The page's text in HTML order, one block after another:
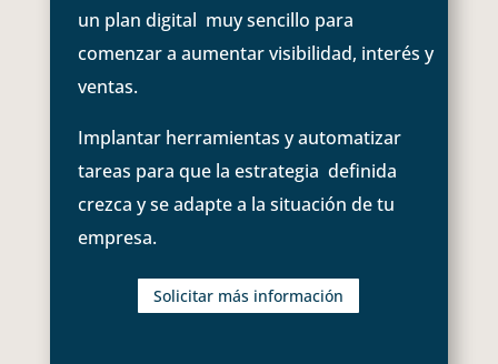
un plan digital muy sencillo para
comenzar a aumentar visibilidad, interés y
ventas.
Implantar herramientas y automatizar
tareas para que la estrategia definida
crezca y se adapte a la situación de tu
empresa.
Solicitar más información